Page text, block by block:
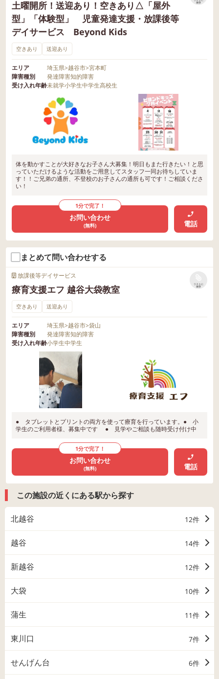
土曜開所！送迎あり！空きあり△「屋外
型」「体験型」 児童発達支援・放課後等
デイサービス Beyond Kids
保存
空きあり 送迎あり
エリア 埼玉県>越谷市>宮本町
障害種別
発達障害知的障害
受け入れ年齢未就学小学生中学生高校生
体を動かすことが大好きなお子さん大募集！明日もまた行きたい！と思
っていただけるような活動をご用意してスタッフ一同お待ちしていま
す！！ご兄弟の通所、不登校のお子さんの通所も可です！ご相談くださ
い！
1分で完了！
お問い合わせ
(無料) 電話
まとめて問い合わせする
放課後等デイサービス
療育支援エフ 越谷大袋教室
リストに
保存
空きあり 送迎あり
エリア 埼玉県>越谷市>袋山
障害種別
発達障害知的障害
受け入れ年齢小学生中学生
● タブレットとプリントの両方を使って療育を行っています。● 小
学生のご利用者様、募集中です ● 見学やご相談も随時受け付け中
1分で完了！
お問い合わせ
(無料) 電話
この施設の近くにある駅から探す
北越谷 12件
越谷 14件
新越谷 12件
大袋 10件
蒲生 11件
東川口 7件
せんげん台 6件